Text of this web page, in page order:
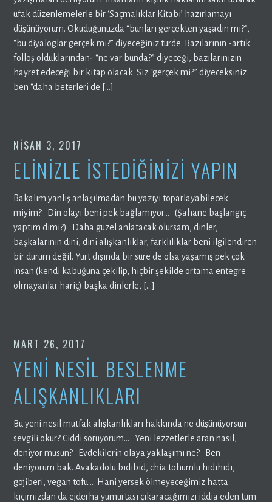
ufak düzenlemelerle bir ‘Saçmalıklar Kitabı’ hazırlamayı
düşünüyorum. Okuduğunuzda “bunları gerçekten yaşadın mı?”,
“bu diyaloglar gerçek mi?” diyeceğiniz türde. Bazılarının -artık
folloş olduklarından- “ne var bunda?” diyeceği, bazılarınızın
hayret edeceği bir kitap olacak. Siz “gerçek mi?” diyeceksiniz
ben “daha beterleri de […]
NISAN 3, 2017
ELİNİZLE İSTEDİĞİNİZİ YAPIN
Bakalım yanlış anlaşılmadan bu yazıyı toparlayabilecek
miyim? Din olayı beni pek bağlamıyor… (Şahane başlangıç
yaptım dimi?) Daha güzel anlatacak olursam, dinler,
başkalarının dini, dini alışkanlıklar, farklılıklar beni ilgilendiren
bir durum değil. Yurt dışında bir süre de olsa yaşamış pek çok
insan (kendi kabuğuna çekilip, hiçbir şekilde ortama entegre
olmayanlar hariç) başka dinlerle, […]
MART 26, 2017
YENİ NESİL BESLENME
ALIŞKANLIKLARI
Bu yeni nesil mutfak alışkanlıkları hakkında ne düşünüyorsun
sevgili okur? Ciddi soruyorum… Yeni lezzetlerle aran nasıl,
deniyor musun? Evdekilerin olaya yaklaşımı ne? Ben
deniyorum bak. Avakadolu bıdıbıd, chia tohumlu hıdıhıdı,
gojiberi, vegan tofu… Hani yersek ölmeyeceğimiz hatta
kıçımızdan da ejderha yumurtası çıkaracağımızı iddia eden tüm